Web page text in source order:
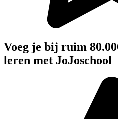
Voeg je bij ruim
leren met JoJoschool